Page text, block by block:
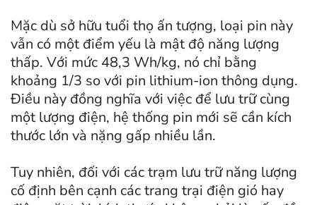
Mặc dù sở hữu tuổi thọ ấn tượng, loại pin này
vẫn có một điểm yếu là mật độ năng lượng
thấp. Với mức 48,3 Wh/kg, nó chỉ bằng
khoảng 1/3 so với pin lithium-ion thông dụng.
Điều này đồng nghĩa với việc để lưu trữ cùng
một lượng điện, hệ thống pin mới sẽ cần kích
thước lớn và nặng gấp nhiều lần.
Tuy nhiên, đối với các trạm lưu trữ năng lượng
cố định bên cạnh các trang trại điện gió hay